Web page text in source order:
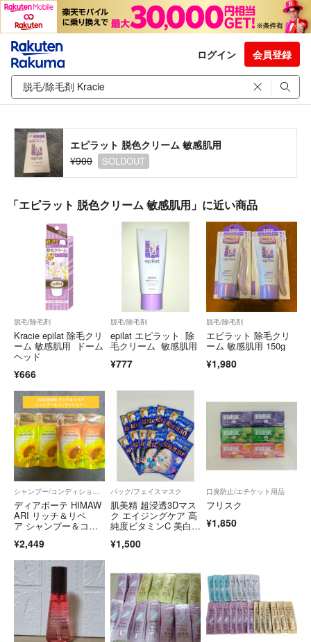
ログイン 会員登録
エピラット 脱色クリーム 敏感肌用
¥900
SOLDOUT
「エピラット 脱色クリーム 敏感肌用」に近い商品
脱毛/除毛剤
Kracie epilat 除毛クリ
ーム 敏感肌用 ドーム
ヘッド
¥666
脱毛/除毛剤
epilat エピラット 除
毛クリーム 敏感肌用
¥777
脱毛/除毛剤
エピラット 除毛クリ
ーム 敏感肌用 150g
¥1,980
シャンプー/コンディショナーセット
ディアボーテ HIMAW
ARI リッチ＆リペ
ア シャンプー＆コン
¥2,449
パック/フェイスマスク
肌美精 超浸透3Dマス
ク エイジングケア 高
純度ビタミンC 美白 1
¥1,500
口臭防止/エチケット用品
フリスク
¥1,850